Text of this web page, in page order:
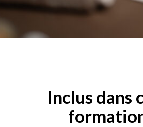
Inclus dans